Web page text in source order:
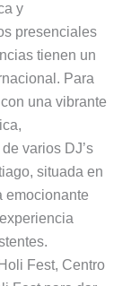
y
presenciales
tienen un
Para
una vibrante
varios DJ’s
situada en
emocionante
Fest, Centro